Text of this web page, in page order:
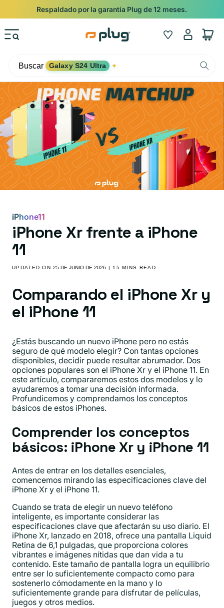
Ir al contenido
Respaldado por la garantía Plug de 12 meses.
Wishlist
Iniciar
sesión
Carrito
Buscar Galaxy S24 Ultra ✦
iPhone11
iPhone Xr frente a iPhone
11
UPDATED ON25 DE JUNIO DE 2026 | 15 MINS READ
Comparando el iPhone Xr y
el iPhone 11
¿Estás buscando un nuevo iPhone pero no estás
seguro de qué modelo elegir? Con tantas opciones
disponibles, decidir puede resultar abrumador. Dos
opciones populares son el iPhone Xr y el iPhone 11. En
este artículo, compararemos estos dos modelos y lo
ayudaremos a tomar una decisión informada.
Profundicemos y comprendamos los conceptos
básicos de estos iPhones.
Comprender los conceptos
básicos: iPhone Xr y iPhone 11
Antes de entrar en los detalles esenciales,
comencemos mirando las especificaciones clave del
iPhone Xr y el iPhone 11.
Cuando se trata de elegir un nuevo teléfono
inteligente, es importante considerar las
especificaciones clave que afectarán su uso diario. El
iPhone Xr, lanzado en 2018, ofrece una pantalla Liquid
Retina de 6,1 pulgadas, que proporciona colores
vibrantes e imágenes nítidas que dan vida a tu
contenido. Este tamaño de pantalla logra un equilibrio
entre ser lo suficientemente compacto como para
sostenerlo cómodamente en la mano y lo
suficientemente grande para disfrutar de películas,
juegos y otros medios.